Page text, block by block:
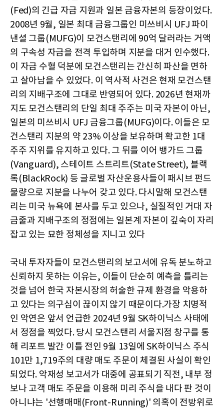
(Fed)의 긴급 자금 지원과 일본 금융자본의 등장이었다.
2008년 9월, 일본 최대 금융그룹인 미쓰비시 UFJ 파이
낸셜 그룹(MUFG)이 모건스탠리에 90억 달러라는 거액
의 구속성 자금을 전격 투입하며 지분을 대거 인수했다.
이 자금 수혈 덕분에 모건스탠리는 간신히 파산을 면하
고 살아남을 수 있었다. 이 역사적 사건은 현재 모건스탠
리의 지배구조에 그대로 반영되어 있다. 2026년 현재까
지도 모건스탠리의 단일 최대 주주는 미국 자본이 아닌,
일본의 미쓰비시 UFJ 금융그룹(MUFG)이다. 이들은 모
건스탠리 지분의 약 23% 이상을 보유하며 확고한 1대
주주 지위를 유지하고 있다. 그 뒤를 이어 뱅가드 그룹
(Vanguard), 스테이트 스트리트(State Street), 블랙
록(BlackRock) 등 글로벌 자산운용사들이 패시브 펀드
물량으로 지분을 나누어 갖고 있다. 다시말해 모건스탠
리는 미국 뉴욕에 본사를 두고 있으나, 실질적인 거대 자
금줄과 지배구조의 정점에는 일본계 자본이 깊숙이 자리
잡고 있는 묘한 정체성을 지니고 있다
국내 투자자들이 모건스탠리의 보고서에 유독 분노하고
신뢰하지 못하는 이유는, 이들이 단순히 예측을 틀리는
것을 넘어 한국 자본시장의 허술한 규제 환경을 악용하
고 있다는 의구심이 끊이지 않기 때문이다.가장 치명적
인 악연은 앞서 언급한 2024년 9월 SK하이닉스 사태에
서 정점을 찍었다. 당시 모건스탠리 서울지점 창구를 통
해 리포트 발간 이틀 전인 9월 13일에 SK하이닉스 주식
101만 1,719주의 대량 매도 주문이 체결된 사실이 확인
되었다. 악재성 보고서가 대중에 공표되기 직전, 내부 정
보나 고객 매도 주문을 이용해 미리 주식을 내다 판 것이
아니냐는 '선행매매(Front-Running)' 의혹이 전방위로